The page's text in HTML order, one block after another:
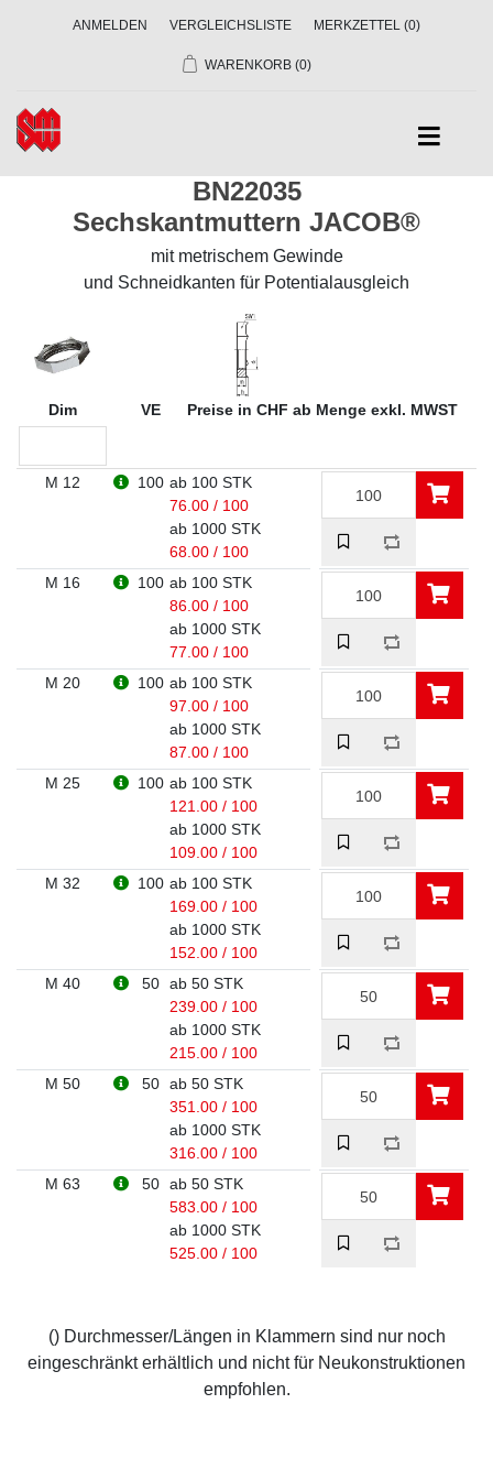
ANMELDEN VERGLEICHSLISTE MERKZETTEL (0)
WARENKORB (0)
BN22035
Sechskantmuttern JACOB®
mit metrischem Gewinde
und Schneidkanten für Potentialausgleich
Dim VE Preise in CHF ab Menge exkl. MWST
M 12 100 ab 100 STK
76.00 / 100
ab 1000 STK
68.00 / 100
M 16
100 ab 100 STK
86.00 / 100
ab 1000 STK
77.00 / 100
M 20
100 ab 100 STK
97.00 / 100
ab 1000 STK
87.00 / 100
M 25
100 ab 100 STK
121.00 / 100
ab 1000 STK
109.00 / 100
M 32
100 ab 100 STK
169.00 / 100
ab 1000 STK
152.00 / 100
M 40
50 ab 50 STK
239.00 / 100
ab 1000 STK
215.00 / 100
M 50
50 ab 50 STK
351.00 / 100
ab 1000 STK
316.00 / 100
M 63
50 ab 50 STK
583.00 / 100
ab 1000 STK
525.00 / 100
() Durchmesser/Längen in Klammern sind nur noch
eingeschränkt erhältlich und nicht für Neukonstruktionen
empfohlen.